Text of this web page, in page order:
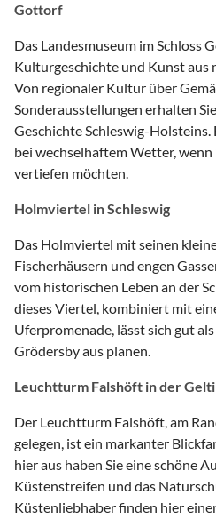
Gottorf
Das Landesmuseum im Schloss
Kulturgeschichte und Kunst aus
Von regionaler Kultur über
Sonderausstellungen erhalten
Geschichte Schleswig-
bei wechselhaftem Wetter,
vertiefen möchten.
Holmviertel in Schleswig
Das Holmviertel mit seinen
Fischerhäusern und engen
vom historischen Leben an der
dieses Viertel, kombiniert mit
Uferpromenade, lässt sich gut
Grödersby aus planen.
Leuchtturm Falshöft in der
Der Leuchtturm Falshöft, am
gelegen, ist ein markanter
hier aus haben Sie eine schöne
Küstenstreifen und das
Küstenliebhaber finden hier